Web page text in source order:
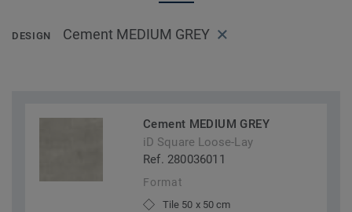
DESIGN Cement MEDIUM GREY
Cement MEDIUM GREY
iD Square Loose-Lay
Ref. 280036011
Format
Tile 50 x 50 cm